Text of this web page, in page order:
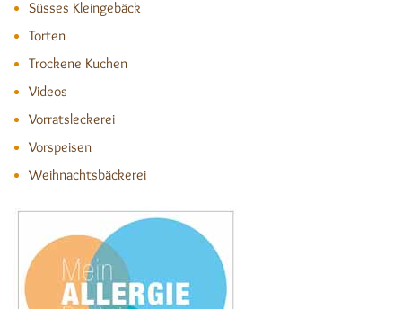
Süsses Kleingebäck
Torten
Trockene Kuchen
Videos
Vorratsleckerei
Vorspeisen
Weihnachtsbäckerei